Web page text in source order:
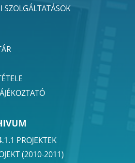
SZOLGÁLTATÁSOK
PROJEKTEK
(2010-2011)